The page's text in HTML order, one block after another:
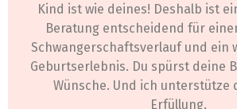
Kind ist wie deines! Deshalb ist
Beratung entscheidend für
Schwangerschaftsverlauf und ein
Geburtserlebnis. Du spürst deine
Wünsche. Und ich unterstütze
Erfüllung.